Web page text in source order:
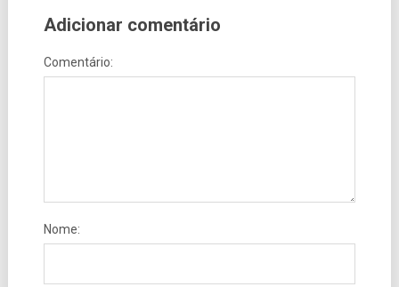
Adicionar comentário
Comentário:
Nome: